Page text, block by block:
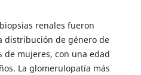
renales fueron
distribución de género de
de mujeres, con una edad
La glomerulopatía más